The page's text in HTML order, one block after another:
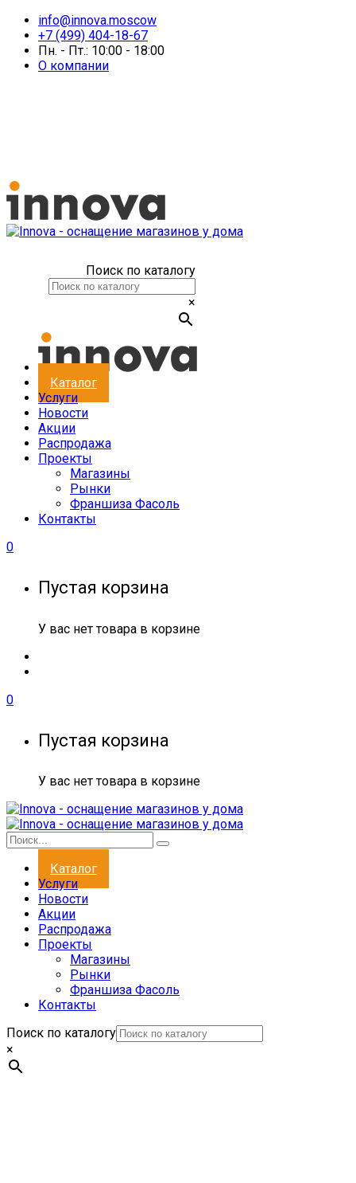
info@innova.moscow
+7 (499) 404-18-67
Пн. - Пт.: 10:00 - 18:00
О компании
Поиск по каталогу
×
Каталог
Услуги
Новости
Акции
Распродажа
Проекты
Магазины
Рынки
Франшиза Фасоль
Контакты
0
Пустая корзина
У вас нет товара в корзине
0
Пустая корзина
У вас нет товара в корзине
Каталог
Услуги
Новости
Акции
Распродажа
Проекты
Магазины
Рынки
Франшиза Фасоль
Контакты
Поиск по каталогу
×